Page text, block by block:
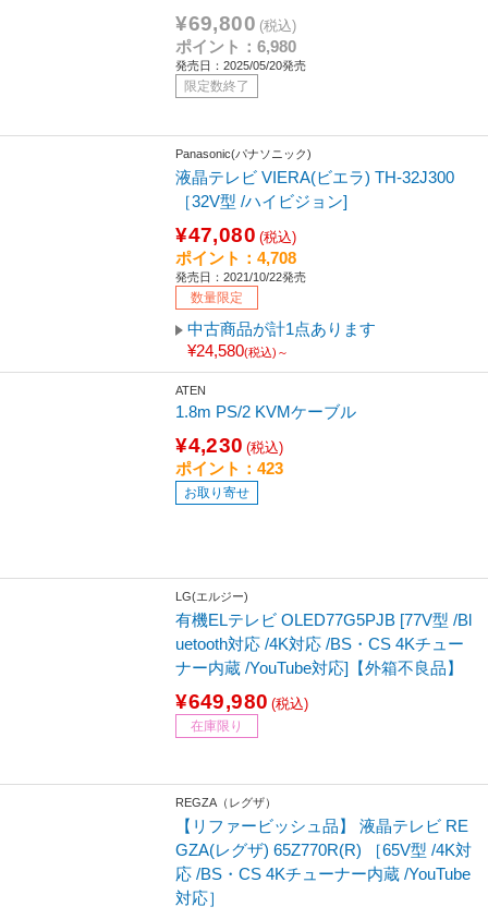
¥69,800 (税込)
ポイント：6,980
発売日：2025/05/20発売
限定数終了
Panasonic(パナソニック)
液晶テレビ VIERA(ビエラ) TH-32J300
［32V型 /ハイビジョン]
¥47,080 (税込)
ポイント：4,708
発売日：2021/10/22発売
数量限定
中古商品が計1点あります
¥24,580(税込)～
ATEN
1.8m PS/2 KVMケーブル
¥4,230 (税込)
ポイント：423
お取り寄せ
LG(エルジー)
有機ELテレビ OLED77G5PJB [77V型 /Bl
uetooth対応 /4K対応 /BS・CS 4Kチュー
ナー内蔵 /YouTube対応]【外箱不良品】
¥649,980 (税込)
在庫限り
REGZA（レグザ）
【リファービッシュ品】 液晶テレビ RE
GZA(レグザ) 65Z770R(R) ［65V型 /4K対
応 /BS・CS 4Kチューナー内蔵 /YouTube
対応］